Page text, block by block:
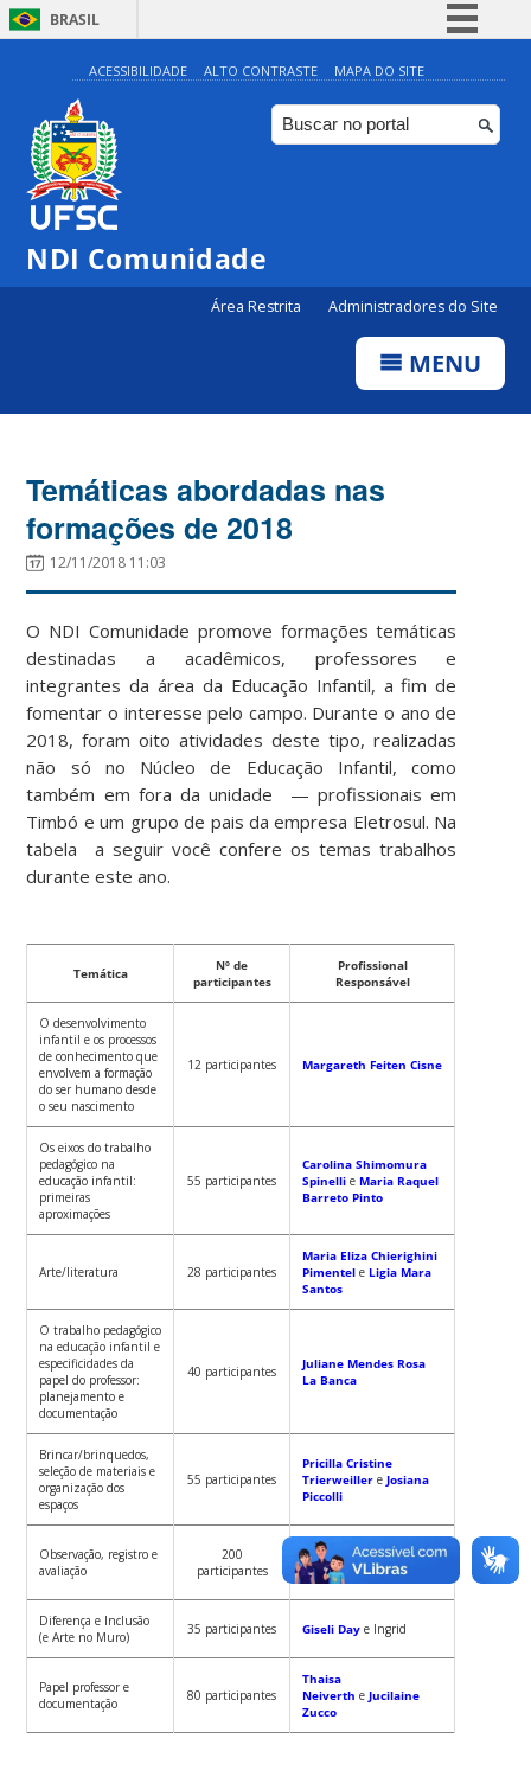
BRASIL
Simplifique!
Comunica BR
Participe
ACESSIBILIDADE ALTO CONTRASTE MAPA DO SITE
NDI Comunidade
Área Restrita Administradores do Site
MENU
Temáticas abordadas nas
formações de 2018
12/11/2018 11:03
O NDI Comunidade promove formações temáticas
destinadas a acadêmicos, professores e
integrantes da área da Educação Infantil, a fim de
fomentar o interesse pelo campo. Durante o ano de
2018, foram oito atividades deste tipo, realizadas
não só no Núcleo de Educação Infantil, como
também em fora da unidade — profissionais em
Timbó e um grupo de pais da empresa Eletrosul. Na
tabela a seguir você confere os temas trabalhos
durante este ano.
Temática
Nº de
participantes
Profissional
Responsável
O desenvolvimento
infantil e os processos
de conhecimento que
envolvem a formação
do ser humano desde
o seu nascimento
12 participantes Margareth Feiten Cisne
Os eixos do trabalho
pedagógico na
educação infantil:
primeiras
aproximações
55 participantes
Carolina Shimomura
Spinelli eMaria Raquel
Barreto Pinto
Arte/literatura 28 participantes
Maria Eliza Chierighini
Pimentel eLigia Mara
Santos
O trabalho pedagógico
na educação infantil e
especificidades da
papel do professor:
planejamento e
documentação
40 participantes
Juliane Mendes Rosa
La Banca
Brincar/brinquedos,
seleção de materiais e
organização dos
espaços
55 participantes
Pricilla Cristine
Trierweiller eJosiana
Piccolli
Observação, registro e
avaliação
200
participantes
Juliane Mendes Rosa
La BancaeThaisa
Neiverth
Diferença e Inclusão
(e Arte no Muro)
35 participantes Giseli Day e Ingrid
Papel professor e
documentação
80 participantes
Thaisa
Neiverth eJucilaine
Zucco